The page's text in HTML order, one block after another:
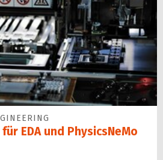
EDA und PhysicsNeMo